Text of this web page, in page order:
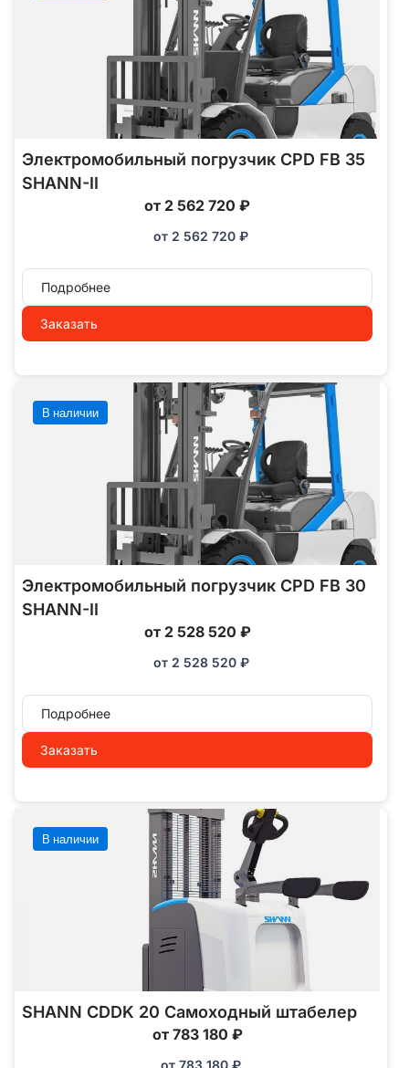
Электромобильный погрузчик CPD FB 35
SHANN-II
от 2 562 720 ₽
от 2 562 720 ₽
Подробнее
Заказать
В наличии
Электромобильный погрузчик CPD FB 30
SHANN-II
от 2 528 520 ₽
от 2 528 520 ₽
Подробнее
Заказать
В наличии
SHANN CDDK 20 Самоходный штабелер
от 783 180 ₽
от 783 180 ₽